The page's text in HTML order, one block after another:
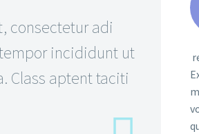
consectetur adi
incididunt ut
Class aptent taciti